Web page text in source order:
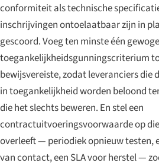
conformiteit als technische
inschrijvingen ontoelaatbaar zijn in
gescoord. Voeg ten minste één
toegankelijkheidsgunningscriterium
bewijsvereiste, zodat leveranciers die
in toegankelijkheid worden beloond
die het slechts beweren. En stel een
contractuitvoeringsvoorwaarde op
overleeft — periodiek opnieuw testen,
van contact, een SLA voor herstel —